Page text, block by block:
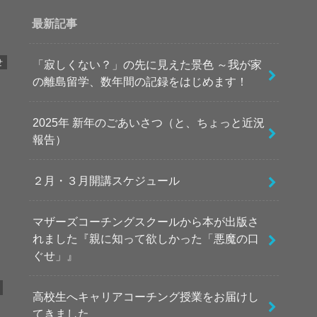
最新記事
「寂しくない？」の先に見えた景色 ～我が家
の離島留学、数年間の記録をはじめます！
2025年 新年のごあいさつ（と、ちょっと近況
報告）
２月・３月開講スケジュール
マザーズコーチングスクールから本が出版さ
れました『親に知って欲しかった「悪魔の口
ぐせ」』
高校生へキャリアコーチング授業をお届けし
てきました